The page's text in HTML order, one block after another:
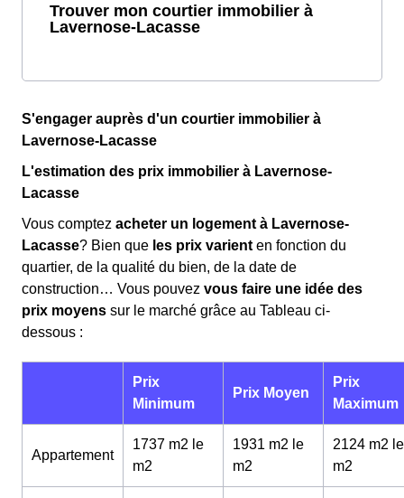
Trouver mon courtier immobilier à
Lavernose-Lacasse
S'engager auprès d'un courtier immobilier à
Lavernose-Lacasse
L'estimation des prix immobilier à Lavernose-
Lacasse
Vous comptez acheter un logement à Lavernose-
Lacasse? Bien que les prix varient en fonction du
quartier, de la qualité du bien, de la date de
construction… Vous pouvez vous faire une idée des
prix moyens sur le marché grâce au Tableau ci-
dessous :
Prix
Minimum
Prix Moyen
Prix
Maximum
Appartement
1737 m2 le
m2
1931 m2 le
m2
2124 m2 le
m2